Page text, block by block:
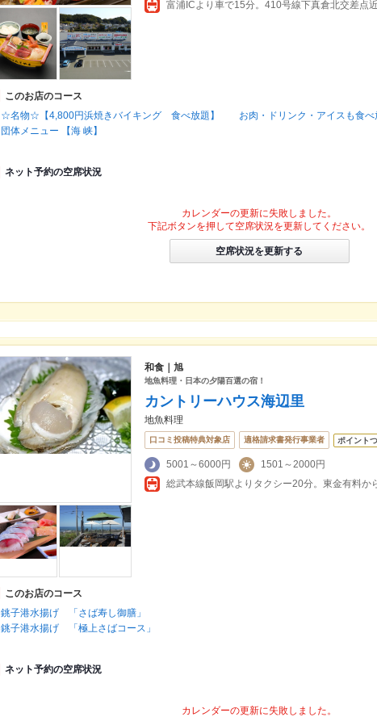
このお店のコース
☆名物☆【4,800円浜焼きバイキング 食べ放題】 お肉・ドリンク・アイスも食べ
団体メニュー 【海 峡】
ネット予約の空席状況
カレンダーの更新に失敗しました。
下記ボタンを押して空席状況を更新してください。
空席状況を更新する
和食｜旭
地魚料理・日本の夕陽百選の宿！
カントリーハウス海辺里
地魚料理
口コミ投稿特典対象店 適格請求書発行事業者 ポイント
5001～6000円
1501～2000円
総武本線飯岡駅よりタクシー20分。東金有料か
このお店のコース
銚子港水揚げ 「さば寿し御膳」
銚子港水揚げ 「極上さばコース」
ネット予約の空席状況
カレンダーの更新に失敗しました。